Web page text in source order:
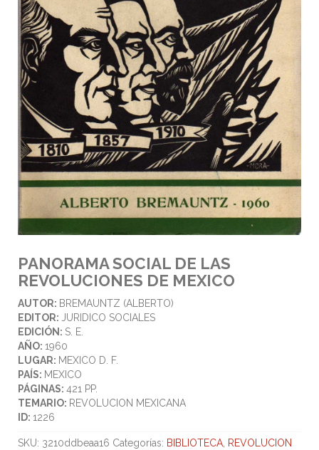
PANORAMA SOCIAL DE LAS
REVOLUCIONES DE MEXICO
AUTOR: BREMAUNTZ (ALBERTO)
EDITOR: JURIDICO SOCIALES
EDICIÓN: S. E.
AÑO: 1960
LUGAR: MEXICO D. F.
PAÍS: MEXICO
PÁGINAS: 421 PP.
TEMARIO: REVOLUCION MEXICANA
ID: 1226
SKU: 3210ddbeaa16 Categorías: BIBLIOTECA REVOLUCION